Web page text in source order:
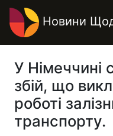
Новини
У Німеччині
збій, що
роботі
транспорту.